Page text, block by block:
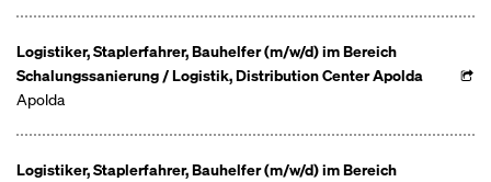
Logistiker, Staplerfahrer, Bauhelfer (m/w/d) im Bereich
Schalungssanierung / Logistik, Distribution Center Apolda
Apolda
Logistiker, Staplerfahrer, Bauhelfer (m/w/d) im Bereich